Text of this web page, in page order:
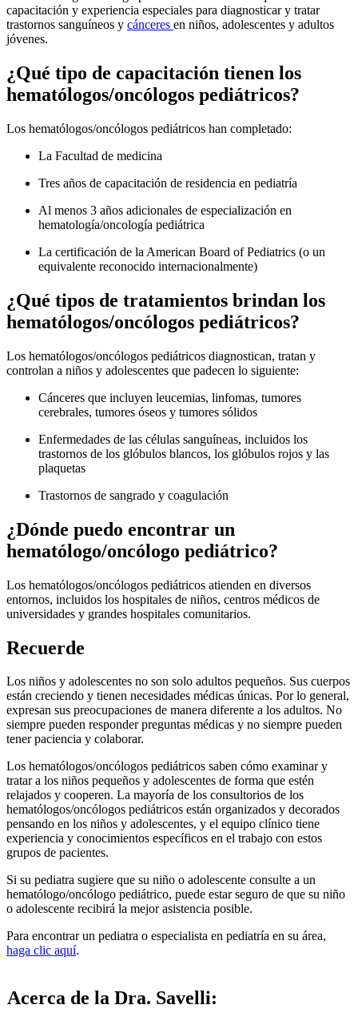
capacitación y experiencia especiales para diagnosticar y tratar
trastornos sanguíneos y cánceres en niños, adolescentes y adultos
jóvenes.
¿Qué tipo de capacitación tienen los
hematólogos/oncólogos pediátricos?
Los hematólogos/oncólogos pediátricos han completado:
La Facultad de medicina
Tres años de capacitación de residencia en pediatría
Al menos 3 años adicionales de especialización en
hematología/oncología pediátrica
La certificación de la American Board of Pediatrics (o un
equivalente reconocido internacionalmente)
¿Qué tipos de tratamientos brindan los
hematólogos/oncólogos pediátricos?
Los hematólogos/oncólogos pediátricos diagnostican, tratan y
controlan a niños y adolescentes que padecen lo siguiente:
Cánceres que incluyen leucemias, linfomas, tumores
cerebrales, tumores óseos y tumores sólidos
Enfermedades de las células sanguíneas, incluidos los
trastornos de los glóbulos blancos, los glóbulos rojos y las
plaquetas
Trastornos de sangrado y coagulación
¿Dónde puedo encontrar un
hematólogo/oncólogo pediátrico?
Los hematólogos/oncólogos pediátricos atienden en diversos
entornos, incluidos los hospitales de niños, centros médicos de
universidades y grandes hospitales comunitarios.
Recuerde
Los niños y adolescentes no son solo adultos pequeños. Sus cuerpos
están creciendo y tienen necesidades médicas únicas. Por lo general,
expresan sus preocupaciones de manera diferente a los adultos. No
siempre pueden responder preguntas médicas y no siempre pueden
tener paciencia y colaborar.
Los hematólogos/oncólogos pediátricos saben cómo examinar y
tratar a los niños pequeños y adolescentes de forma que estén
relajados y cooperen. La mayoría de los consultorios de los
hematólogos/oncólogos pediátricos están organizados y decorados
pensando en los niños y adolescentes, y el equipo clínico tiene
experiencia y conocimientos específicos en el trabajo con estos
grupos de pacientes.
Si su pediatra sugiere que su niño o adolescente consulte a un
hematólogo/oncólogo pediátrico, puede estar seguro de que su niño
o adolescente recibirá la mejor asistencia posible.
Para encontrar un pediatra o especialista en pediatría en su área,
haga clic aquí.
Acerca de la Dra. Savelli: